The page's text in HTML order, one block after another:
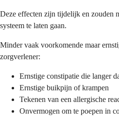
Deze effecten zijn tijdelijk en zouden
systeem te laten gaan.
Minder vaak voorkomende maar
zorgverlener:
Ernstige constipatie die langer
Ernstige buikpijn of krampen
Tekenen van een allergische
Onvermogen om te poepen in